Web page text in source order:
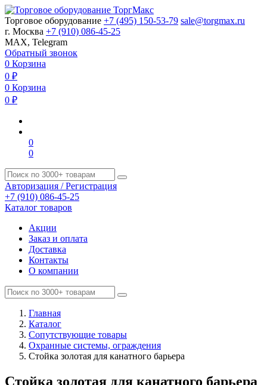
Торговое оборудование +7 (495) 150-53-79 sale@torgmax.ru
г. Москва +7 (910) 086-45-25
MAX, Telegram
Обратный звонок
0 Корзина
0 ₽
0 Корзина
0 ₽
0
0
Авторизация / Регистрация
+7 (910) 086-45-25
Каталог товаров
Акции
Заказ и оплата
Доставка
Контакты
О компании
Главная
Каталог
Сопутствующие товары
Охранные системы, ограждения
Cтойка золотая для канатного барьера
Cтойка золотая для канатного барьера